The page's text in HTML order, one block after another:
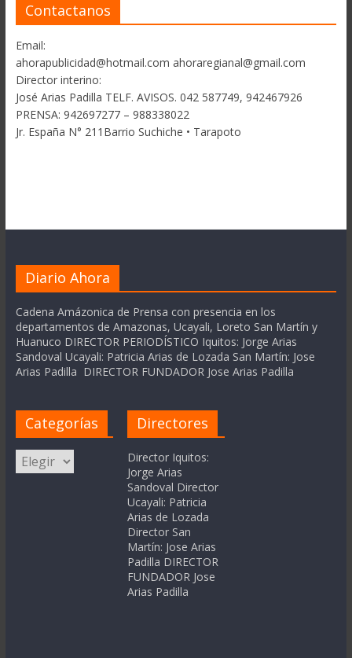
Contactanos
Email:
ahorapublicidad@hotmail.com ahoraregianal@gmail.com
Director interino:
José Arias Padilla TELF. AVISOS. 042 587749, 942467926
PRENSA: 942697277 – 988338022
Jr. España N° 211Barrio Suchiche • Tarapoto
Diario Ahora
Cadena Amázonica de Prensa con presencia en los
departamentos de Amazonas, Ucayali, Loreto San Martín y
Huanuco DIRECTOR PERIODÍSTICO Iquitos: Jorge Arias
Sandoval Ucayali: Patricia Arias de Lozada San Martín: Jose
Arias Padilla DIRECTOR FUNDADOR Jose Arias Padilla
Categorías
Categorías
Directores
Director Iquitos:
Jorge Arias
Sandoval Director
Ucayali: Patricia
Arias de Lozada
Director San
Martín: Jose Arias
Padilla DIRECTOR
FUNDADOR Jose
Arias Padilla